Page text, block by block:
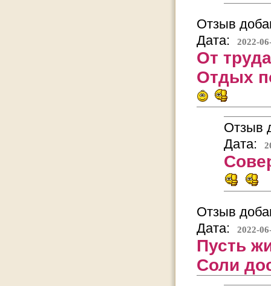
Отзыв
Дата:
2022-
От
Отдых
Отзыв
Дата:
Отзыв
Дата:
2022-
Пусть
Соли